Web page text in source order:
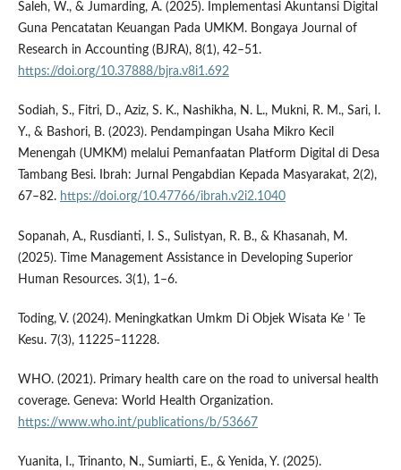
Saleh, W., & Jumarding, A. (2025). Implementasi Akuntansi Digital
Guna Pencatatan Keuangan Pada UMKM. Bongaya Journal of
Research in Accounting (BJRA), 8(1), 42–51.
https://doi.org/10.37888/bjra.v8i1.692
Sodiah, S., Fitri, D., Aziz, S. K., Nashikha, N. L., Mukni, R. M., Sari, I.
Y., & Bashori, B. (2023). Pendampingan Usaha Mikro Kecil
Menengah (UMKM) melalui Pemanfaatan Platform Digital di Desa
Tambang Besi. Ibrah: Jurnal Pengabdian Kepada Masyarakat, 2(2),
67–82. https://doi.org/10.47766/ibrah.v2i2.1040
Sopanah, A., Rusdianti, I. S., Sulistyan, R. B., & Khasanah, M.
(2025). Time Management Assistance in Developing Superior
Human Resources. 3(1), 1–6.
Toding, V. (2024). Meningkatkan Umkm Di Objek Wisata Ke ’ Te
Kesu. 7(3), 11225–11228.
WHO. (2021). Primary health care on the road to universal health
coverage. Geneva: World Health Organization.
https://www.who.int/publications/b/53667
Yuanita, I., Trinanto, N., Sumiarti, E., & Yenida, Y. (2025).